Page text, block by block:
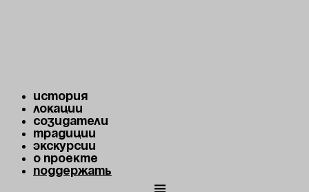
История
Локации
Созидатели
Традиции
Экскурсии
О проекте
Поддержать
В казармах с 1843 по 1858 год жили прибывшие в
Екатеринбург еврейские солдаты-кантонисты. Они
образовали первую еврейскую общину.